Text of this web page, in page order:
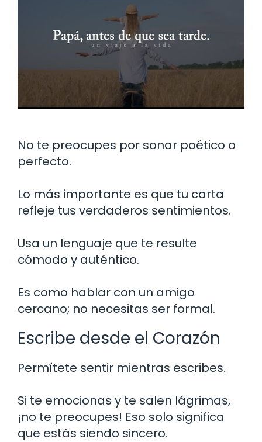
No te preocupes por sonar poético o
perfecto.
Lo más importante es que tu carta
refleje tus verdaderos sentimientos.
Usa un lenguaje que te resulte
cómodo y auténtico.
Es como hablar con un amigo
cercano; no necesitas ser formal.
Escribe desde el Corazón
Permítete sentir mientras escribes.
Si te emocionas y te salen lágrimas,
¡no te preocupes! Eso solo significa
que estás siendo sincero.